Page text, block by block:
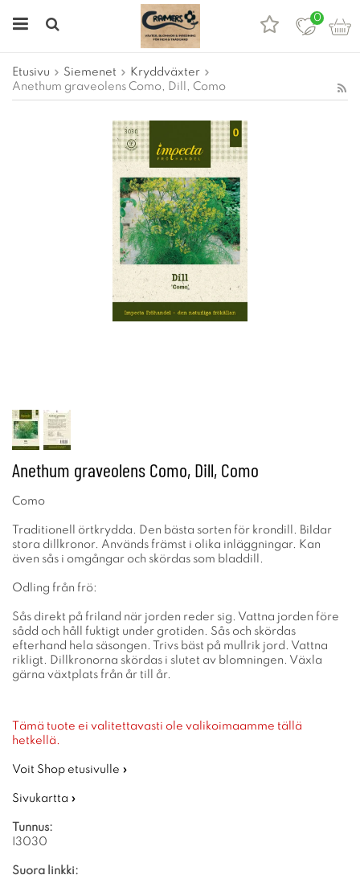
0
Etusivu Siemenet
Kryddväxter
Anethum graveolens Como, Dill, Como
Anethum graveolens Como, Dill, Como
Como
Traditionell örtkrydda. Den bästa sorten för krondill. Bildar
stora dillkronor. Används främst i olika inläggningar. Kan
även sås i omgångar och skördas som bladdill.
Odling från frö:
Sås direkt på friland när jorden reder sig. Vattna jorden före
sådd och håll fuktigt under grotiden. Sås och skördas
efterhand hela säsongen. Trivs bäst på mullrik jord. Vattna
rikligt. Dillkronorna skördas i slutet av blomningen. Växla
gärna växtplats från år till år.
Tämä tuote ei valitettavasti ole valikoimaamme tällä
hetkellä.
Voit Shop etusivulle »
Sivukartta »
Tunnus:
I3030
Suora linkki: